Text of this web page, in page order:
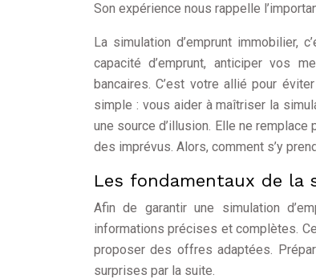
Son expérience nous rappelle
La simulation d’emprunt immobilier,
capacité d’emprunt, anticiper vos
bancaires. C’est votre allié pour
simple : vous aider à maîtriser la
une source d’illusion. Elle ne
des imprévus. Alors, comment s’y
Les fondamentaux de la
Afin de garantir une simulation
informations précises et complètes.
proposer des offres adaptées.
surprises par la suite.